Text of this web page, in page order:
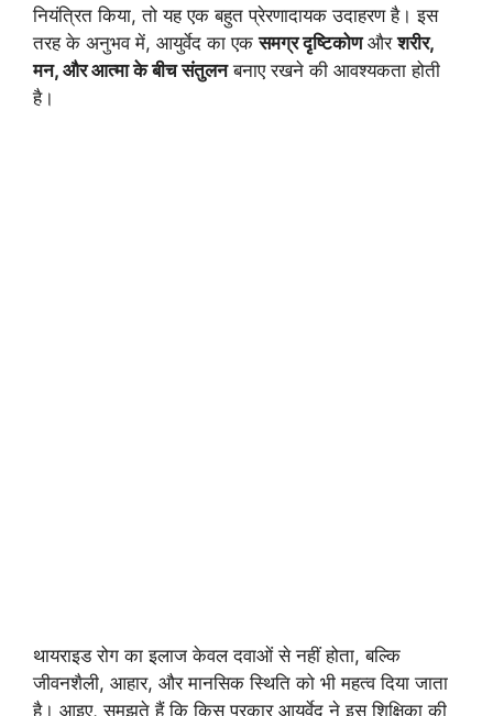
नियंत्रित किया, तो यह एक बहुत प्रेरणादायक उदाहरण है। इस
तरह के अनुभव में, आयुर्वेद का एकसमग्र दृष्टिकोणऔरशरीर,
मन, और आत्मा के बीच संतुलनबनाए रखने की आवश्यकता होती
है।
थायराइड रोग का इलाज केवल दवाओं से नहीं होता, बल्कि
जीवनशैली, आहार, और मानसिक स्थिति को भी महत्व दिया जाता
है। आइए, समझते हैं कि किस प्रकार आयुर्वेद ने इस शिक्षिका की